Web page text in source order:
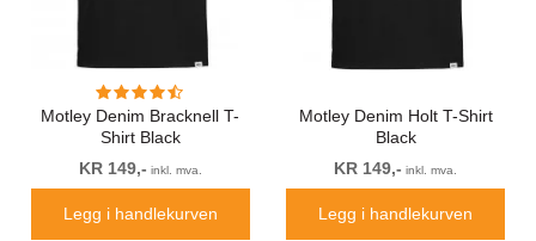
Motley Denim Bracknell T-
Shirt Black
KR 149,- inkl. mva.
Legg i handlekurven
Motley Denim Holt T-Shirt
Black
KR 149,- inkl. mva.
Legg i handlekurven